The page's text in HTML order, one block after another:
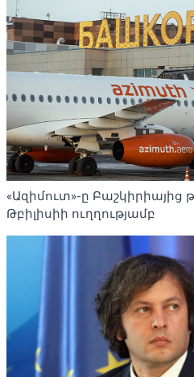
«Ազիմուտ»-ը Բաշկիրիայից
Թբիլիսիի ուղղությամբ